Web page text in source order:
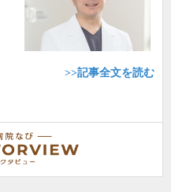
>>記事全文を読む